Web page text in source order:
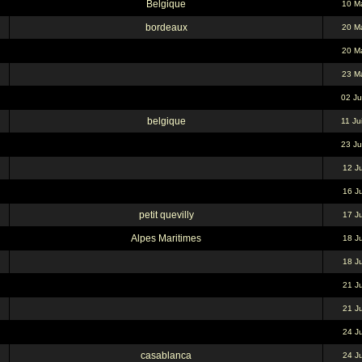
Belgique 10
bordeaux 20
20
23
02
belgique 11
23
12
16
petit quevilly 17
Alpes Maritimes 18
18
21
21
24
casablanca 24